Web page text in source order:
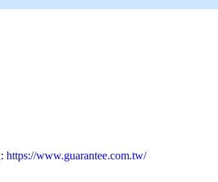
https://www.guarantee.com.tw/